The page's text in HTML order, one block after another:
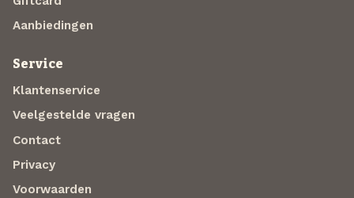
Aanbiedingen
Service
Klantenservice
Veelgestelde vragen
Contact
Privacy
Voorwaarden